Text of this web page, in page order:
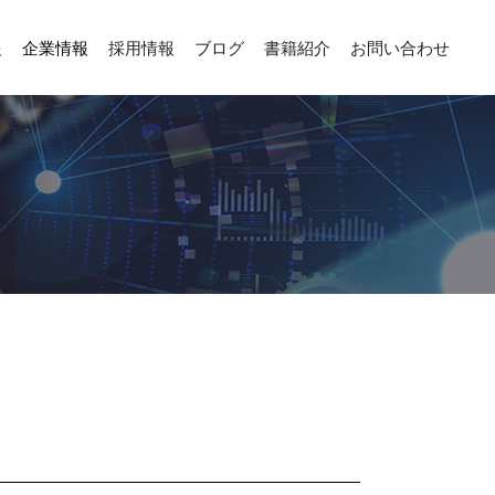
企業情報 採用情報 ブログ 書籍紹介 お問い合わせ